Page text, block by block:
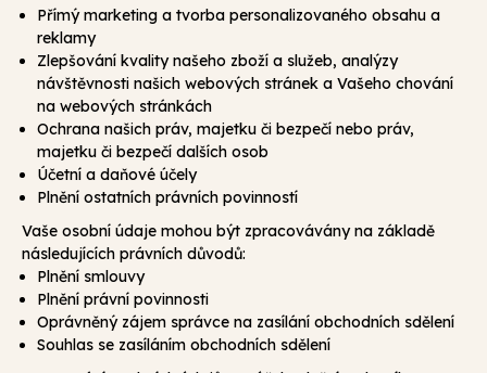
Přímý marketing a tvorba personalizovaného obsahu a
reklamy
Zlepšování kvality našeho zboží a služeb, analýzy
návštěvnosti našich webových stránek a Vašeho chování
na webových stránkách
Ochrana našich práv, majetku či bezpečí nebo práv,
majetku či bezpečí dalších osob
Účetní a daňové účely
Plnění ostatních právních povinností
Vaše osobní údaje mohou být zpracovávány na základě
následujících právních důvodů:
Plnění smlouvy
Plnění právní povinnosti
Oprávněný zájem správce na zasílání obchodních sdělení
Souhlas se zasíláním obchodních sdělení